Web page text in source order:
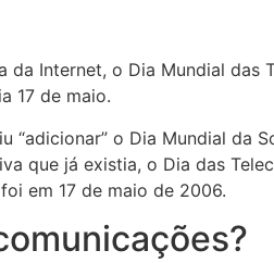
Internet, o Dia Mundial das
17 de maio.
“adicionar” o Dia Mundial da
que já existia, o Dia das
em 17 de maio de 2006.